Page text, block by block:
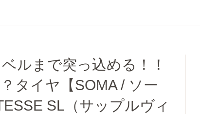
ルまで突っ込める！！
タイヤ【SOMA / ソー
SL（サップルヴィ